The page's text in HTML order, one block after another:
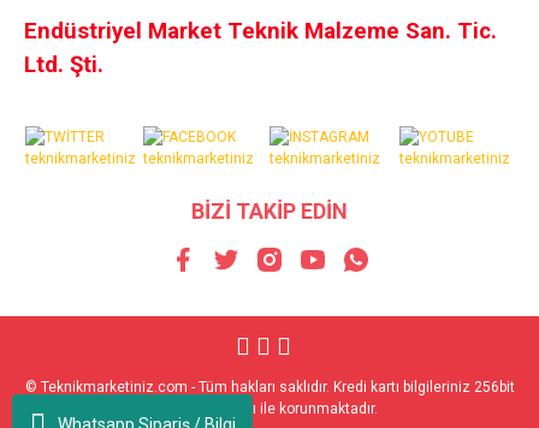
Whatsapp Sipariş / Bilgi
Endüstriyel Market Teknik Malzeme San. Tic.
Ltd. Şti.
BİZİ TAKİP EDİN
© Teknikmarketiniz.com - Tüm hakları saklıdır. Kredi kartı bilgileriniz 256bit
SSL sertifikası ile korunmaktadır.